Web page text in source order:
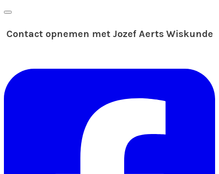
Contact opnemen met Jozef Aerts Wiskunde